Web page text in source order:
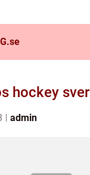
se
hockey
admin